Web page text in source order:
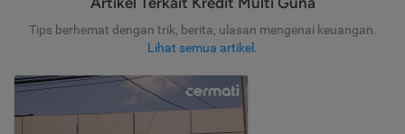
Tips berhemat dengan trik, berita, ulasan mengenai keuangan.
Lihat semua artikel .